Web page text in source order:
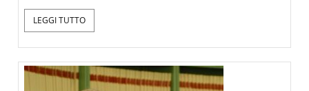
LEGGI TUTTO